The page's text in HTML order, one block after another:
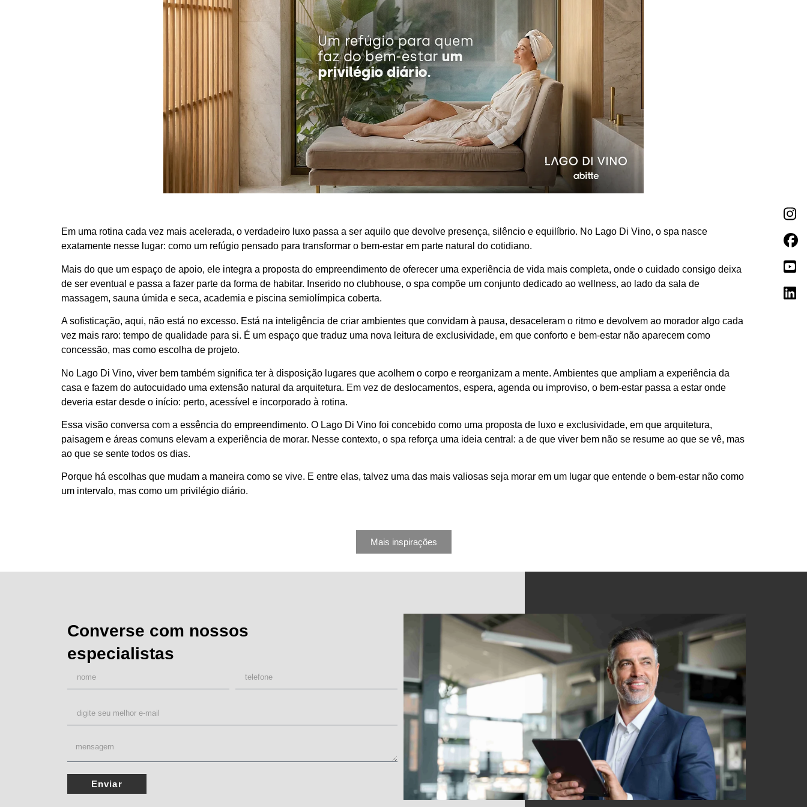
Em uma rotina cada vez mais acelerada, o verdadeiro luxo passa a ser aquilo que devolve presença, silêncio e equilíbrio. No Lago Di Vino, o spa nasce
exatamente nesse lugar: como um refúgio pensado para transformar o bem-estar em parte natural do cotidiano.
Mais do que um espaço de apoio, ele integra a proposta do empreendimento de oferecer uma experiência de vida mais completa, onde o cuidado consigo deixa
de ser eventual e passa a fazer parte da forma de habitar. Inserido no clubhouse, o spa compõe um conjunto dedicado ao wellness, ao lado da sala de
massagem, sauna úmida e seca, academia e piscina semiolímpica coberta.
A sofisticação, aqui, não está no excesso. Está na inteligência de criar ambientes que convidam à pausa, desaceleram o ritmo e devolvem ao morador algo cada
vez mais raro: tempo de qualidade para si. É um espaço que traduz uma nova leitura de exclusividade, em que conforto e bem-estar não aparecem como
concessão, mas como escolha de projeto.
No Lago Di Vino, viver bem também significa ter à disposição lugares que acolhem o corpo e reorganizam a mente. Ambientes que ampliam a experiência da
casa e fazem do autocuidado uma extensão natural da arquitetura. Em vez de deslocamentos, espera, agenda ou improviso, o bem-estar passa a estar onde
deveria estar desde o início: perto, acessível e incorporado à rotina.
Essa visão conversa com a essência do empreendimento. O Lago Di Vino foi concebido como uma proposta de luxo e exclusividade, em que arquitetura,
paisagem e áreas comuns elevam a experiência de morar. Nesse contexto, o spa reforça uma ideia central: a de que viver bem não se resume ao que se vê, mas
ao que se sente todos os dias.
Porque há escolhas que mudam a maneira como se vive. E entre elas, talvez uma das mais valiosas seja morar em um lugar que entende o bem-estar não como
um intervalo, mas como um privilégio diário.
Mais inspirações
Converse com nossos
especialistas
Enviar